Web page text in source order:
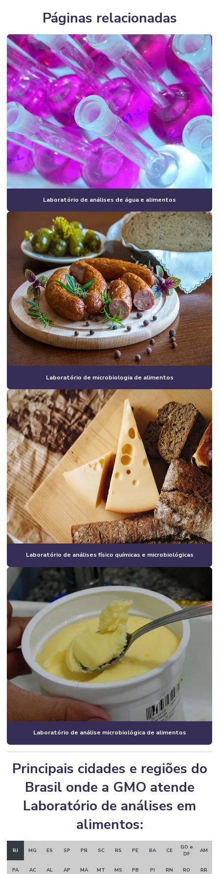
Páginas relacionadas
Laboratório de análises de água e alimentos
Laboratório de microbiologia de alimentos
Laboratório de análises físico químicas e microbiológicas
Laboratório de análise microbiológica de alimentos
Principais cidades e regiões do
Brasil onde a GMO atende
Laboratório de análises em
alimentos:
RJ MG ES SP PR SC RS PE BA CE
GO e
DF
AM
PA AC AL AP MA MT MS PB PI RN RO RR